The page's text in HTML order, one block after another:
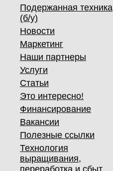
Подержанная техника
(б/у)
Новости
Маркетинг
Наши партнеры
Услуги
Статьи
Это интересно!
Финансирование
Вакансии
Полезные ссылки
Технология
выращивания,
переработка и сбыт